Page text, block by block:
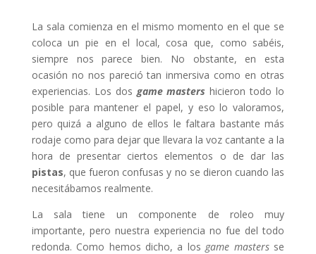
La sala comienza en el mismo momento en el que se
coloca un pie en el local, cosa que, como sabéis,
siempre nos parece bien. No obstante, en esta
ocasión no nos pareció tan inmersiva como en otras
experiencias. Los dos game masters hicieron todo lo
posible para mantener el papel, y eso lo valoramos,
pero quizá a alguno de ellos le faltara bastante más
rodaje como para dejar que llevara la voz cantante a la
hora de presentar ciertos elementos o de dar las
pistas, que fueron confusas y no se dieron cuando las
necesitábamos realmente.
La sala tiene un componente de roleo muy
importante, pero nuestra experiencia no fue del todo
redonda. Como hemos dicho, a losgame mastersse